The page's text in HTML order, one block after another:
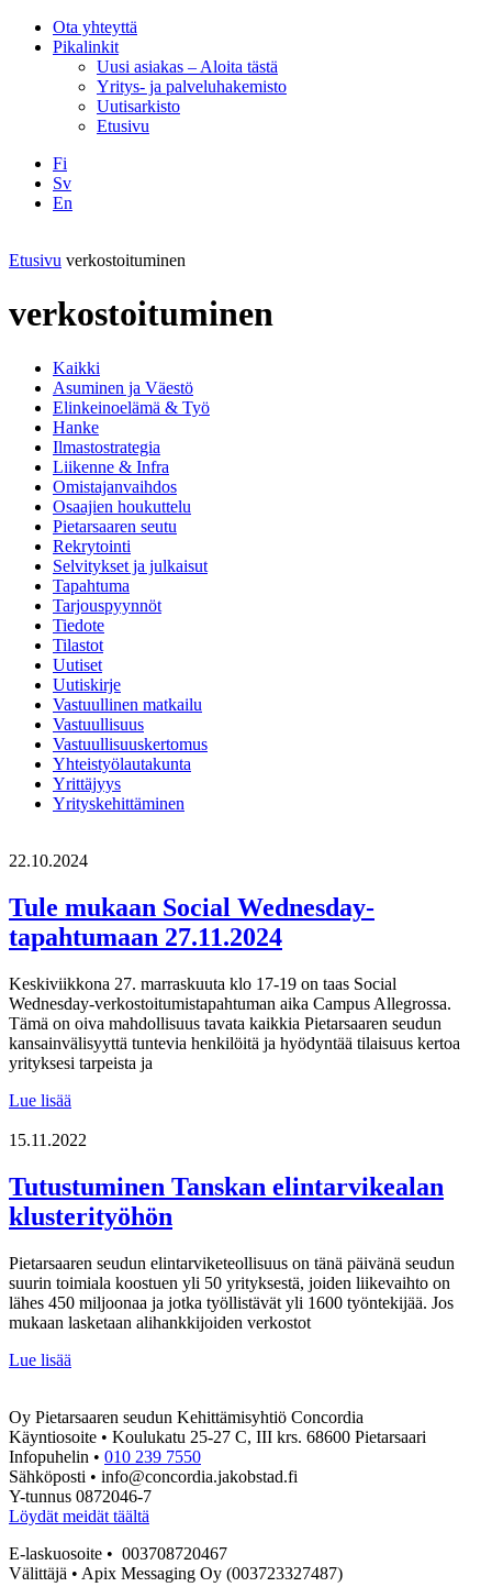
Ota yhteyttä
Pikalinkit
Uusi asiakas – Aloita tästä
Yritys- ja palveluhakemisto
Uutisarkisto
Etusivu
Fi
Sv
En
Etusivu verkostoituminen
verkostoituminen
Kaikki
Asuminen ja Väestö
Elinkeinoelämä & Työ
Hanke
Ilmastostrategia
Liikenne & Infra
Omistajanvaihdos
Osaajien houkuttelu
Pietarsaaren seutu
Rekrytointi
Selvitykset ja julkaisut
Tapahtuma
Tarjouspyynnöt
Tiedote
Tilastot
Uutiset
Uutiskirje
Vastuullinen matkailu
Vastuullisuus
Vastuullisuuskertomus
Yhteistyölautakunta
Yrittäjyys
Yrityskehittäminen
22.10.2024
Tule mukaan Social Wednesday-
tapahtumaan 27.11.2024
Keskiviikkona 27. marraskuuta klo 17-19 on taas Social
Wednesday-verkostoitumistapahtuman aika Campus Allegrossa.
Tämä on oiva mahdollisuus tavata kaikkia Pietarsaaren seudun
kansainvälisyyttä tuntevia henkilöitä ja hyödyntää tilaisuus kertoa
yrityksesi tarpeista ja
Lue lisää
Social
tapahtumaan
27.11.2024
15.11.2022
Tutustuminen Tanskan elintarvikealan
klusterityöhön
Pietarsaaren seudun elintarviketeollisuus on tänä päivänä seudun
suurin toimiala koostuen yli 50 yrityksestä, joiden liikevaihto on
lähes 450 miljoonaa ja jotka työllistävät yli 1600 työntekijää. Jos
mukaan lasketaan alihankkijoiden verkostot
Lue lisää
klusterityöhön
Oy Pietarsaaren seudun Kehittämisyhtiö Concordia
Käyntiosoite • Koulukatu 25-27 C, III krs. 68600 Pietarsaari
Infopuhelin • 010 239 7550
Sähköposti • info@concordia.jakobstad.fi
Y-tunnus 0872046-7
Löydät meidät täältä
E-laskuosoite • 003708720467
Välittäjä • Apix Messaging Oy (003723327487)